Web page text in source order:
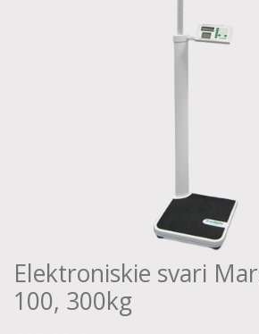
Elektroniskie svari
100, 300kg